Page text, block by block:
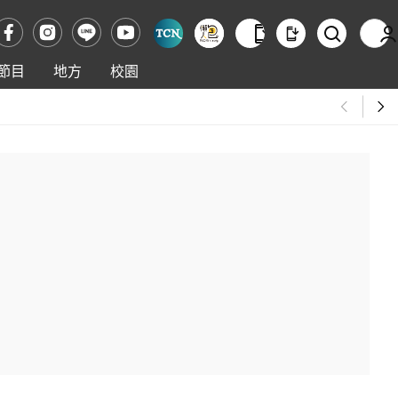
目 地方 校園